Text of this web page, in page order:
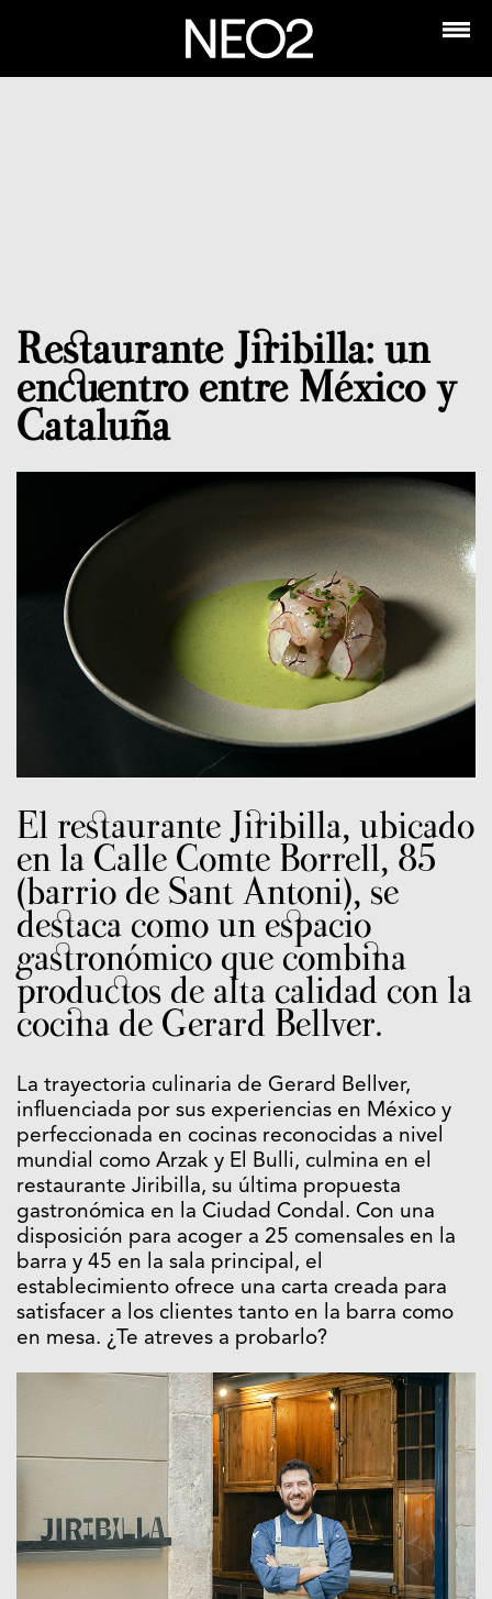
Restaurante Jiribilla: un
encuentro entre México y
Cataluña
El restaurante Jiribilla, ubicado
en la Calle Comte Borrell, 85
(barrio de Sant Antoni), se
destaca como un espacio
gastronómico que combina
productos de alta calidad con la
cocina de Gerard Bellver.
La trayectoria culinaria de Gerard Bellver,
influenciada por sus experiencias en México y
perfeccionada en cocinas reconocidas a nivel
mundial como Arzak y El Bulli, culmina en el
restaurante Jiribilla, su última propuesta
gastronómica en la Ciudad Condal. Con una
disposición para acoger a 25 comensales en la
barra y 45 en la sala principal, el
establecimiento ofrece una carta creada para
satisfacer a los clientes tanto en la barra como
en mesa. ¿Te atreves a probarlo?